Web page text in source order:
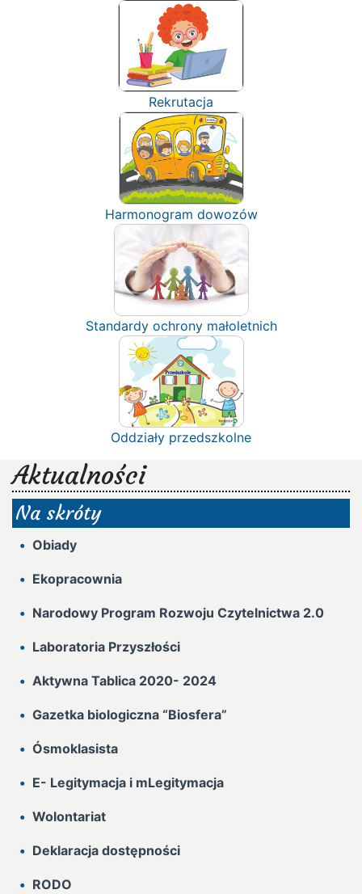
Rekrutacja
Harmonogram dowozów
Standardy ochrony małoletnich
Oddziały przedszkolne
Aktualności
Na skróty
Obiady
Ekopracownia
Narodowy Program Rozwoju Czytelnictwa 2.0
Laboratoria Przyszłości
Aktywna Tablica 2020- 2024
Gazetka biologiczna “Biosfera”
Ósmoklasista
E- Legitymacja i mLegitymacja
Wolontariat
Deklaracja dostępności
RODO